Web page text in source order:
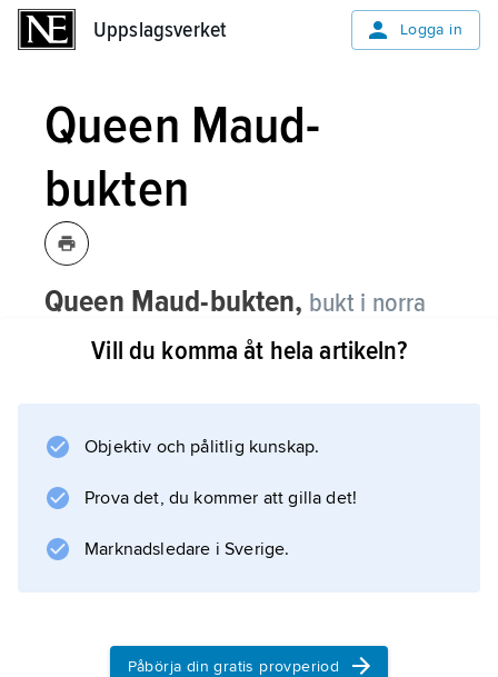
Uppslagsverket Logga in
Queen Maud-
bukten
Queen Maud-bukten, bukt i norra
Kanada; för belägenhet se landskarta
Kanada.
Information om artikeln
Vill du komma åt hela artikeln?
Objektiv och pålitlig kunskap.
Prova det, du kommer att gilla det!
Marknadsledare i Sverige.
Påbörja din gratis provperiod